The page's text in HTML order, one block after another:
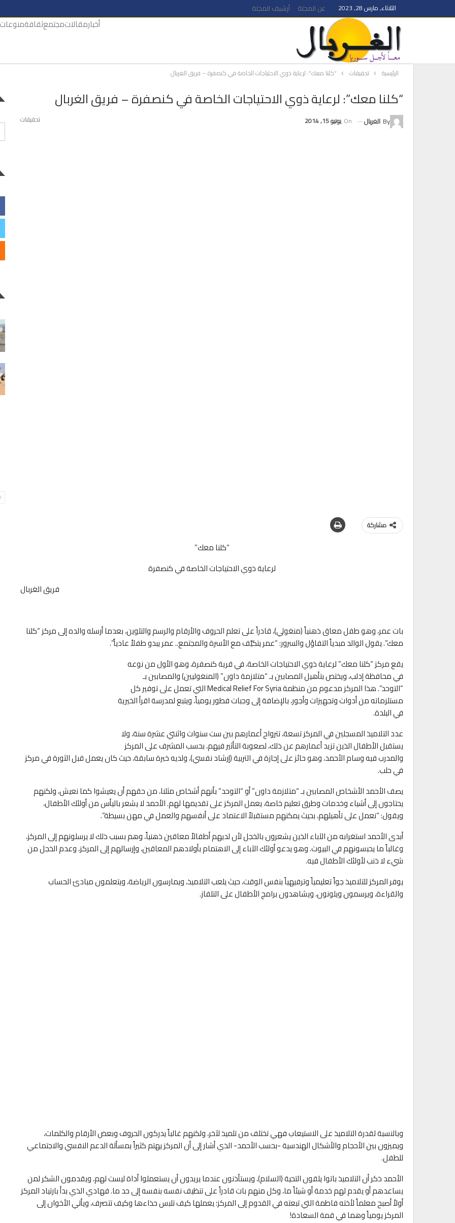
الثلاثاء, مارس 28, 2023 عن المجلة أرشيف المجلة
أخبارمقالاتمجتمعثقافةمنوعات
الرئيسية تحقيقات “كلنا معك”: لرعاية ذوي الاحتياجات الخاصة في كنصفرة – فريق الغربال
“كلنا معك”: لرعاية ذوي الاحتياجات الخاصة في كنصفرة – فريق الغربال
تحقيقات By الغربال On يونيو 15, 2014
مشاركة
“كلنا معك”
لرعاية ذوي الاحتياجات الخاصة في كنصفرة
فريق الغربال
بات عمر، وهو طفل معاق ذهنياً (منغولي)، قادراً على تعلم الحروف والأرقام والرسم والتلوين، بعدما أرسله والده إلى مركز “كلنا
معك”. يقول الوالد مبدياً التفاؤل والسرور: “عمر يتكيَّف مع الأسرة والمجتمع.. عمر يبدو طفلاً عادياً”.
يقع مركز “كلنا معك” لرعاية ذوي الاحتياجات الخاصة، في قرية كنصفرة، وهو الأول من نوعه
في محافظة إدلب، ويختص بتأهيل المصابين بـ “متلازمة داون” (المنغوليين) والمصابين بـ
“التوحد”. هذا المركز مدعوم من منظمة Medical Relief For Syria التي تعمل على توفير كل
مستلزماته من أدوات وتجهيزات وأجور، بالإضافة إلى وجبات فطور يومياً، ويتبع لمدرسة اقرأ الخيرية
في البلدة.
عدد التلاميذ المسجلين في المركز تسعة، تترواح أعمارهم بين ست سنوات واثنتي عشرة سنة، ولا
يستقبل الأطفال الذين تزيد أعمارهم عن ذلك، لصعوبة التأثير فيهم، بحسب المشرف على المركز
والمدرب فيه وسام الأحمد، وهو حائز على إجازة في التربية (إرشاد نفسي)، ولديه خبرة سابقة، حيث كان يعمل قبل الثورة في مركز
في حلب.
يصف الأحمد الأشخاص المصابين بـ “متلازمة داون” أو “التوحد” بأنهم أشخاص مثلنا، من حقهم أن يعيشوا كما نعيش، ولكنهم
يحتاجون إلى أشياء وخدمات وطرق تعليم خاصة، يعمل المركز على تقديمها لهم. الأحمد لا يشعر باليأس من أولئك الأطفال،
ويقول: “نعمل على تأهيلهم، بحيث يمكنهم مستقبلاً الاعتماد على أنفسهم والعمل في مهن بسيطة”.
أبدى الأحمد استغرابه من الآباء الذين يشعرون بالخجل لأن لديهم أطفالاً معاقين ذهنياً، وهم بسبب ذلك لا يرسلونهم إلى المركز،
وغالباً ما يحبسونهم في البيوت. وهو يدعو أولئك الآباء إلى الاهتمام بأولادهم المعاقين، وإرسالهم إلى المركز، وعدم الخجل من
شيء لا ذنب لأولئك الأطفال فيه.
يوفر المركز للتلاميذ جواً تعليمياً وترفيهياً بنفس الوقت، حيث يلعب التلاميذ، ويمارسون الرياضة، ويتعلمون مبادئ الحساب
والقراءة، ويرسمون ويلونون، ويشاهدون برامج الأطفال على التلفاز.
وبالنسبة لقدرة التلاميذ على الاستيعاب فهي تختلف من تلميذ لآخر، ولكنهم غالباً يدركون الحروف وبعض الأرقام والكلمات،
ويميزون بين الأحجام والأشكال الهندسية -بحسب الأحمد- الذي أشار إلى أن المركز يهتم كثيراً بمسألة الدعم النفسي والاجتماعي
للطفل.
الأحمد ذكر أن التلاميذ باتوا يلقون التحية (السلام)، ويستأذنون عندما يريدون أن يستعملوا أداة ليست لهم، ويقدمون الشكر لمن
يساعدهم أو يقدم لهم خدمة أو شيئاً ما، وكل منهم بات قادراً على تنظيف نفسه بنفسه إلى حد ما. فهادي الذي بدأ بارتياد المركز
أولاً أصبح معلماً لأخته فاطمة التي تبعته في القدوم إلى المركز؛ يعملها كيف تلبس حذاءها وكيف تتصرف، ويأتي الأخوان إلى
المركز يومياً وهما في قمة السعادة!